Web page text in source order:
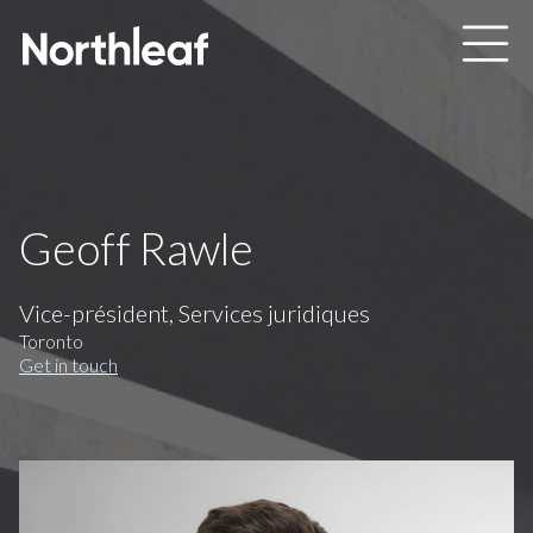
Skip to main content
Geoff Rawle
Vice-président, Services juridiques
Toronto
Get in touch